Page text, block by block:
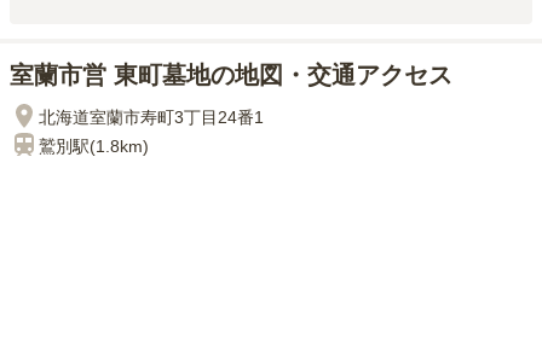
室蘭市営 東町墓地の地図・交通アクセス
北海道室蘭市寿町3丁目24番1
鷲別駅(1.8km)